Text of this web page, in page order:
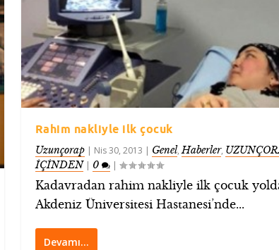
Rahim nakliyle ilk çocuk
Uzunçorap| Nis 30, 2013 | Genel,Haberler,
İÇİNDEN| 0 |
Kadavradan rahim nakliyle ilk çocuk
Akdeniz Üniversitesi Hastanesi’nde...
Devamı…